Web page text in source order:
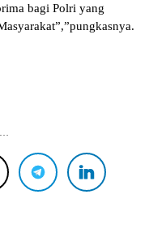
bagi Polri yang